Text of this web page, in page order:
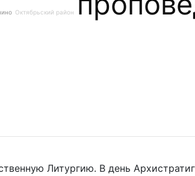
Октябрьский район
Литургию. В день